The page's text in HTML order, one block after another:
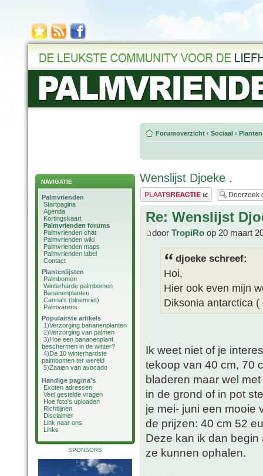
NAVIGATIE
Palmvrienden
Startpagina
Agenda
Kortingskaart
Palmvrienden forums
Palmvrienden chat
Palmvrienden wiki
Palmvrienden maps
Palmvrienden label
Contact
Plantenlijsten
Palmbomen
Winterharde palmbomen
Bananenplanten
Canna's (bloemriet)
Palmvarens
Populairste artikels
1)Verzorging bananenplanten
2)Verzorging van palmen
3)Hoe een bananenplant
beschermen in de winter?
4)De 10 winterhardste
palmbomen ter wereld
5)Zaaien van avocado
Handige pagina's
Exoten adressen
Veel gestelde vragen
Hoe foto's uploaden
Richtlijnen
Disclaimer
Link naar ons
Links
SPONSORS
Forumoverzicht ‹ Sociaal ‹
Wenslijst Djoeke .
Plaats een reactie
Re: Wenslijst
door TropiRo op 20 maart
djoeke schreef:
Hoi,
Hier ook even mijn
Diksonia antarctica
Ik weet niet of je
tekoop van 40 cm, 70
bladeren maar wel
in de grond of in pot
je mei- juni een mooie
de prijzen: 40 cm 52
Deze kan ik dan
ze kunnen ophalen.